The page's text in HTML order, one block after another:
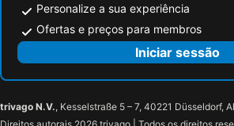
Personalize a sua experiência
Ofertas e preços para membros
Iniciar sessão
trivago N.V., Kesselstraße 5 – 7, 40221 Düsseldorf,